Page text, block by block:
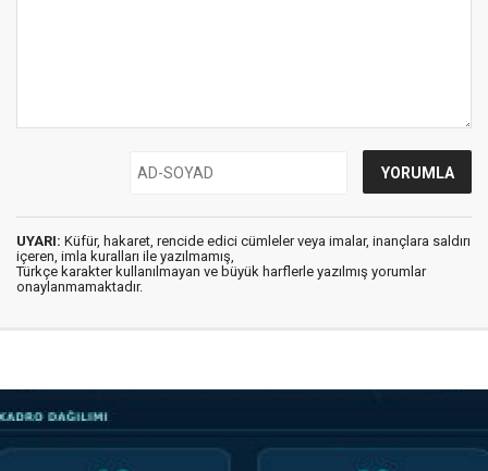
UYARI: Küfür, hakaret, rencide edici cümleler veya imalar, inançlara saldırı
içeren, imla kuralları ile yazılmamış,
Türkçe karakter kullanılmayan ve büyük harflerle yazılmış yorumlar
onaylanmamaktadır.